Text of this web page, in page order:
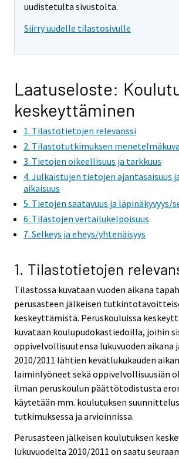
uudistetulta sivustolta.
Siirry uudelle tilastosivulle
Laatuseloste:
keskeyttäminen
1. Tilastotietojen relevanssi
2. Tilastotutkimuksen
3. Tietojen oikeellisuus ja tarkkuus
4. Julkaistujen tietojen ajantasaisuus
aikaisuus
5. Tietojen saatavuus ja läpinäkyvyys/
6. Tilastojen vertailukelpoisuus
7. Selkeys ja eheys/yhtenäisyys
1. Tilastotietojen
Tilastossa kuvataan vuoden aikana
perusasteen jälkeisen
keskeyttämistä. Peruskouluissa
kuvataan koulupudokastiedoilla, joihin
oppivelvollisuutensa lukuvuoden aikana
2010/2011 lähtien kevätlukukauden
laiminlyöneet sekä oppivelvollisuusiän
ilman peruskoulun päättötodistusta
käytetään mm. koulutuksen
tutkimuksessa ja arvioinnissa.
Perusasteen jälkeisen koulutuksen
lukuvuodelta 2010/2011 on saatu